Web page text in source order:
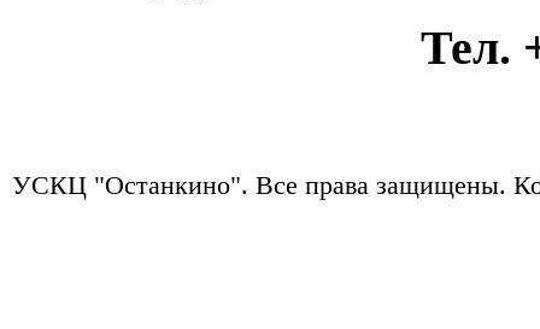
Тел.
УСКЦ "Останкино". Все права защищены.